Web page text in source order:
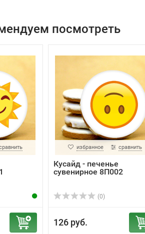
посмотреть
избранное сравнить
Кусайд - печенье
сувенирное 8П002
(0)
126 руб.